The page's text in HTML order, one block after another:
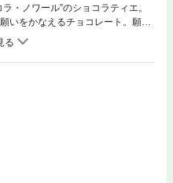
・ノワール”のショコラティエ。
いをかなえるチョコレート。願い
もの”。好きな人になかなか想い
レーに出ることになってしまった
った人たちがショコラの元を訪れ
少年が登場する「フォレノワール